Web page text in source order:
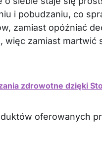
i pobudzaniu, co
zamiast opóźniać
więc zamiast
zdrowotne dzięki
oferowanych